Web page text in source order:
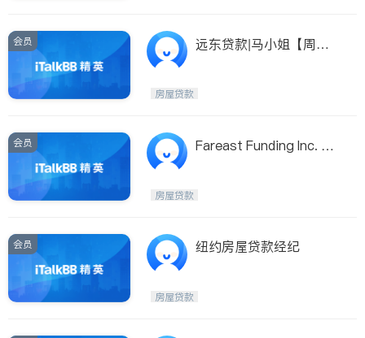
会员
远东贷款|马小姐【周到
房屋贷款
会员
Fareast Funding Inc. 谭
房屋贷款
会员 纽约房屋贷款经纪
房屋贷款